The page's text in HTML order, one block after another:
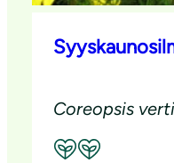
Coreopsis
Suositeltavuus: